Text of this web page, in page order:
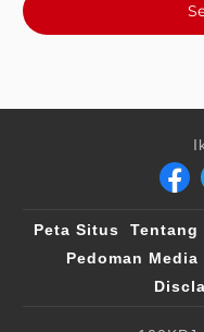
Peta Situs Tentang
Pedoman Media